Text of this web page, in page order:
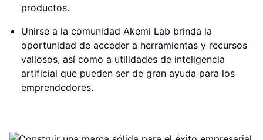
productos.
Unirse a la comunidad Akemi Lab brinda la
oportunidad de acceder a herramientas y recursos
valiosos, así como a utilidades de inteligencia
artificial que pueden ser de gran ayuda para los
emprendedores.